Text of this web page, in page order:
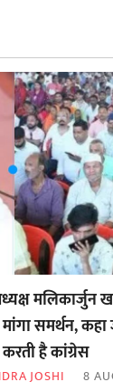
मलिकार्जुन
समर्थन,
है कांग्रेस
JOSHI 8